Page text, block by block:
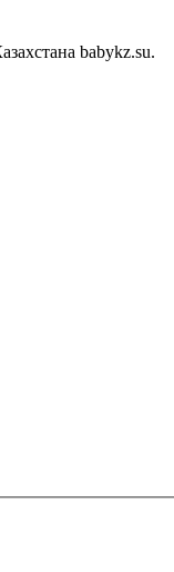
babykz.su.